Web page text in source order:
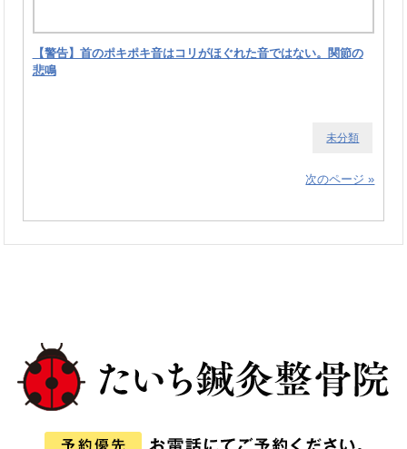
【警告】首のポキポキ音はコリがほぐれた音ではない。関節の
悲鳴
未分類
次のページ »